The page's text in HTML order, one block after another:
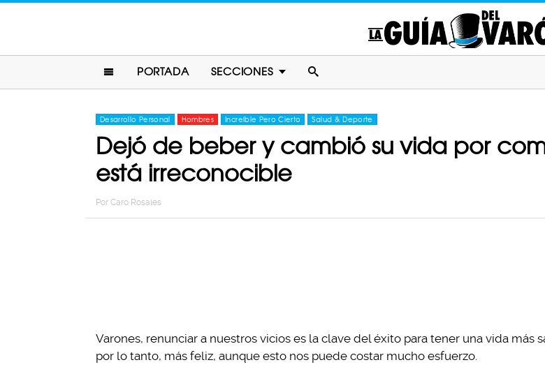
PORTADA SECCIONES
Desarrollo Personal Hombres Increíble Pero Cierto Salud & Deporte
Dejó de beber y cambió su vida por
está irreconocible
Por Caro Rosales
Varones, renunciar a nuestros vicios es la clave del éxito para tener una vida más
por lo tanto, más feliz, aunque esto nos puede costar mucho esfuerzo.